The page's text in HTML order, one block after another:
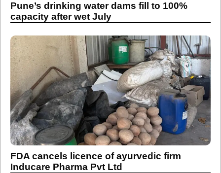
Pune’s drinking water dams fill to 100%
capacity after wet July
FDA cancels licence of ayurvedic firm
Inducare Pharma Pvt Ltd